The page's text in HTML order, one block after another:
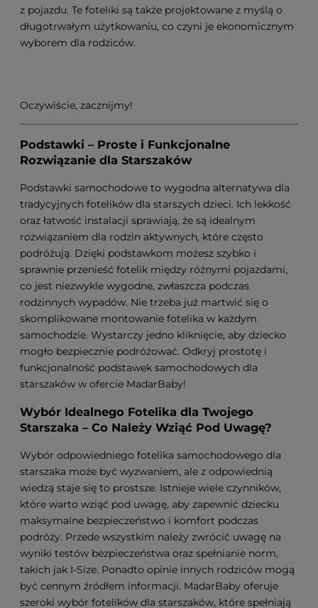
z pojazdu. Te foteliki są także projektowane z myślą o
długotrwałym użytkowaniu, co czyni je ekonomicznym
wyborem dla rodziców.
Oczywiście, zacznijmy!
Podstawki – Proste i Funkcjonalne
Rozwiązanie dla Starszaków
Podstawki samochodowe to wygodna alternatywa dla
tradycyjnych fotelików dla starszych dzieci. Ich lekkość
oraz łatwość instalacji sprawiają, że są idealnym
rozwiązaniem dla rodzin aktywnych, które często
podróżują. Dzięki podstawkom możesz szybko i
sprawnie przenieść fotelik między różnymi pojazdami,
co jest niezwykle wygodne, zwłaszcza podczas
rodzinnych wypadów. Nie trzeba już martwić się o
skomplikowane montowanie fotelika w każdym
samochodzie. Wystarczy jedno kliknięcie, aby dziecko
mogło bezpiecznie podróżować. Odkryj prostotę i
funkcjonalność podstawek samochodowych dla
starszaków w ofercie MadarBaby!
Wybór Idealnego Fotelika dla Twojego
Starszaka – Co Należy Wziąć Pod Uwagę?
Wybór odpowiedniego fotelika samochodowego dla
starszaka może być wyzwaniem, ale z odpowiednią
wiedzą staje się to prostsze. Istnieje wiele czynników,
które warto wziąć pod uwagę, aby zapewnić dziecku
maksymalne bezpieczeństwo i komfort podczas
podróży. Przede wszystkim należy zwrócić uwagę na
wyniki testów bezpieczeństwa oraz spełnianie norm,
takich jak I-Size. Ponadto opinie innych rodziców mogą
być cennym źródłem informacji. MadarBaby oferuje
szeroki wybór fotelików dla starszaków, które spełniają